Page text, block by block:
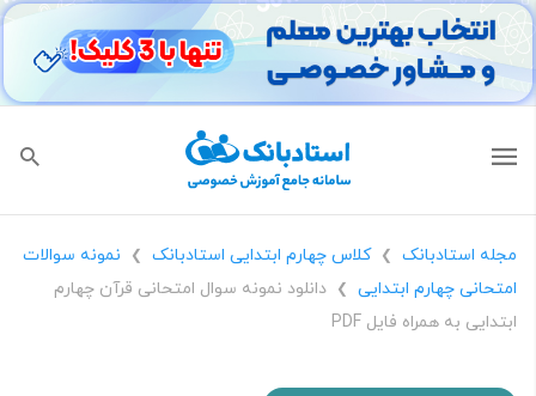
مجله استادبانک ❯ کلاس چهارم ابتدایی استادبانک ❯
نمونه سوالات
امتحانی چهارم ابتدایی
❯
دانلود نمونه سوال امتحانی قرآن چهارم
ابتدایی به همراه فایل PDF